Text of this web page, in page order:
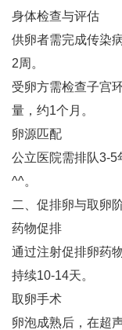
身体检查与评估‌
供卵者需完成传染
2周‌。
受卵方需检查子宫
量，约1个月‌。
卵源匹配‌
公立医院需排队3-5
^^。
二、促排卵与取卵
药物促排‌
通过注射促排卵药
持续10-14天‌。
取卵手术‌
卵泡成熟后，在超